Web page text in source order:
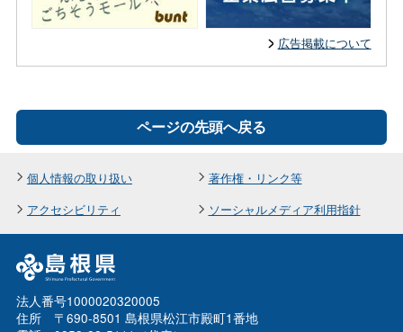
広告掲載について
ページの先頭へ戻る
個人情報の取り扱い
著作権・リンク等
アクセシビリティ
ソーシャルメディア利用指針
法人番号1000020320005
住所 〒690-8501 島根県松江市殿町1番地